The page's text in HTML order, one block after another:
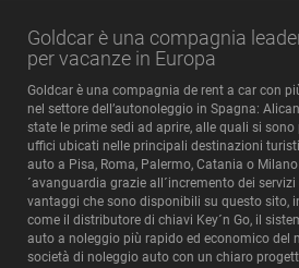
Goldcar è una compagnia
per vacanze in Europa
Goldcar è una compagnia de rent a car con
nel settore dell’autonoleggio in Spagna:
state le prime sedi ad aprire, alle quali si
uffici ubicati nelle principali destinazioni
auto a Pisa, Roma, Palermo, Catania o Milano
´avanguardia grazie all´incremento dei
vantaggi che sono disponibili su questo sito,
come il distributore di chiavi Key´n Go, il
auto a noleggio più rapido ed economico del
società di noleggio auto con un chiaro